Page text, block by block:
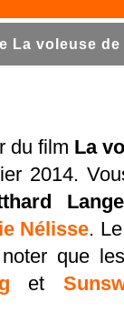
La voleuse
du film La
2014.
Lange
Nélisse.
que
et